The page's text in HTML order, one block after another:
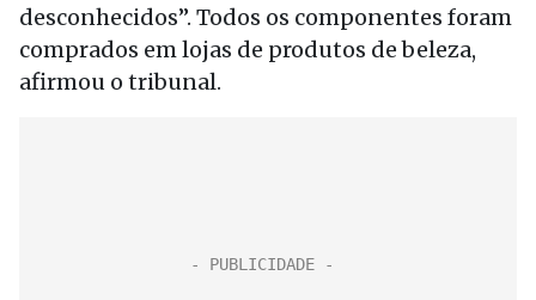
desconhecidos”. Todos os componentes foram
comprados em lojas de produtos de beleza,
afirmou o tribunal.